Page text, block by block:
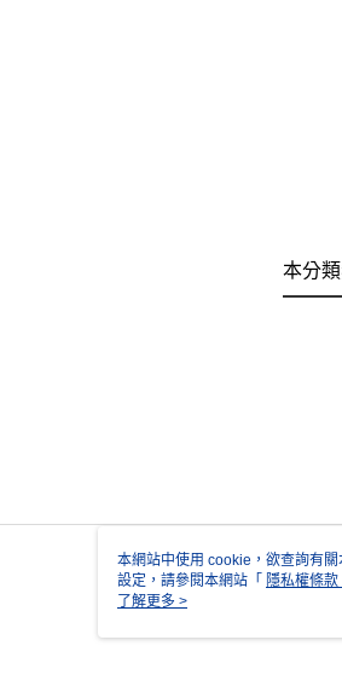
本分
本網站中使用 cookie，欲查詢有
設定，請參閱本網站「 隱私權條款
使用 cookie。
了解更多 >